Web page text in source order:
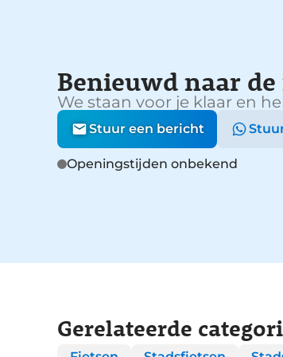
Benieuwd naar
We staan voor je klaar en
Stuur een bericht
Openingstijden onbekend
Gerelateerde